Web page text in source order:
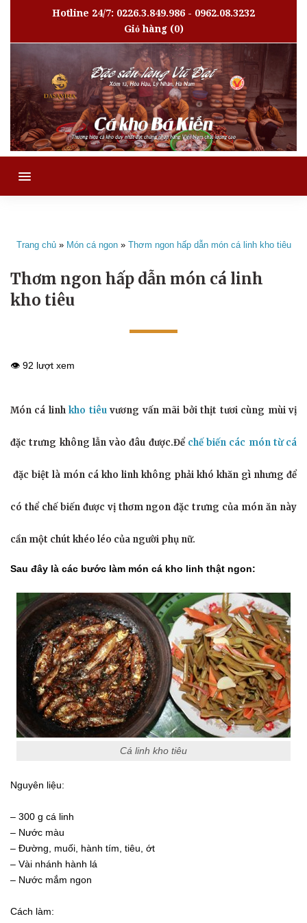
Hotline 24/7: 0226.3.849.986 - 0962.08.3232
Giỏ hàng(0)
MENU
Trang chủ» Món cá ngon» Thơm ngon hấp dẫn món cá linh kho tiêu
Thơm ngon hấp dẫn món cá linh
kho tiêu
👁️ 92 lượt xem
Món cá linhkho tiêuvương vấn mãi bởi thịt tươi cùng mùi vị
đặc trưng không lẫn vào đâu được.Để chế biến các món từ cá
đặc biệt là món cá kho linh không phải khó khăn gì nhưng để
có thể chế biến được vị thơm ngon đặc trưng của món ăn này
cần một chút khéo léo của người phụ nữ.
Sau đây là các bước làm món cá kho linh thật ngon:
Cá linh kho tiêu
Nguyên liệu:
– 300 g cá linh
– Nước màu
– Đường, muối, hành tím, tiêu, ớt
– Vài nhánh hành lá
– Nước mắm ngon
Cách làm: